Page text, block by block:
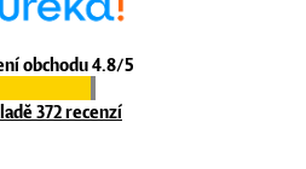
obchodu 4.8/5
372 recenzí